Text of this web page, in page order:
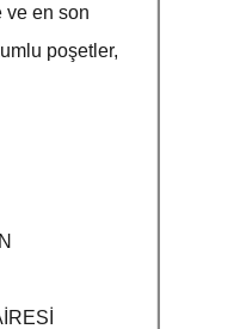
ve en son
poşetler,